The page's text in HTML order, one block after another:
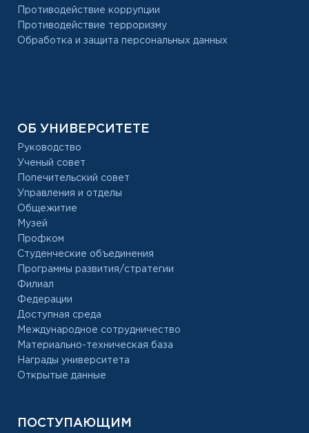
Противодействие коррупции
Противодействие терроризму
Обработка и защита персональных данных
ОБ УНИВЕРСИТЕТЕ
Руководство
Ученый совет
Попечительский совет
Управления и отделы
Общежитие
Музей
Профком
Студенческие объединения
Программы развития/стратегии
Филиал
Федерации
Доступная среда
Международное сотрудничество
Материально-техническая база
Награды университета
Открытые данные
ПОСТУПАЮЩИМ